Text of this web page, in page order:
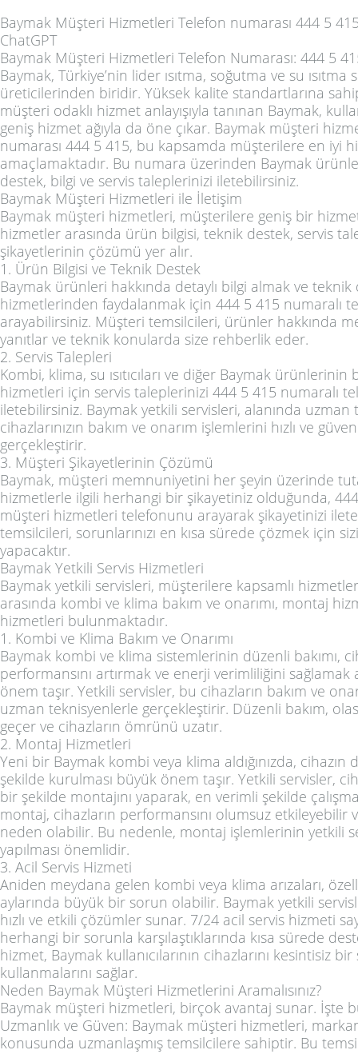
Baymak Müşteri Hizmetleri Telefon numarası 444 5
ChatGPT
Baymak Müşteri Hizmetleri Telefon Numarası: 444 5
Baymak, Türkiye’nin lider ısıtma, soğutma ve su ısıtma
üreticilerinden biridir. Yüksek kalite standartlarına
müşteri odaklı hizmet anlayışıyla tanınan Baymak,
geniş hizmet ağıyla da öne çıkar. Baymak müşteri
numarası 444 5 415, bu kapsamda müşterilere en iyi
amaçlamaktadır. Bu numara üzerinden Baymak
destek, bilgi ve servis taleplerinizi iletebilirsiniz.
Baymak Müşteri Hizmetleri ile İletişim
Baymak müşteri hizmetleri, müşterilere geniş bir
hizmetler arasında ürün bilgisi, teknik destek, servis
şikayetlerinin çözümü yer alır.
1. Ürün Bilgisi ve Teknik Destek
Baymak ürünleri hakkında detaylı bilgi almak ve teknik
hizmetlerinden faydalanmak için 444 5 415 numaralı
arayabilirsiniz. Müşteri temsilcileri, ürünler hakkında
yanıtlar ve teknik konularda size rehberlik eder.
2. Servis Talepleri
Kombi, klima, su ısıtıcıları ve diğer Baymak ürünlerinin
hizmetleri için servis taleplerinizi 444 5 415 numaralı
iletebilirsiniz. Baymak yetkili servisleri, alanında uzman
cihazlarınızın bakım ve onarım işlemlerini hızlı ve
gerçekleştirir.
3. Müşteri Şikayetlerinin Çözümü
Baymak, müşteri memnuniyetini her şeyin üzerinde
hizmetlerle ilgili herhangi bir şikayetiniz olduğunda,
müşteri hizmetleri telefonunu arayarak şikayetinizi
temsilcileri, sorunlarınızı en kısa sürede çözmek için
yapacaktır.
Baymak Yetkili Servis Hizmetleri
Baymak yetkili servisleri, müşterilere kapsamlı
arasında kombi ve klima bakım ve onarımı, montaj
hizmetleri bulunmaktadır.
1. Kombi ve Klima Bakım ve Onarımı
Baymak kombi ve klima sistemlerinin düzenli bakımı,
performansını artırmak ve enerji verimliliğini sağlamak
önem taşır. Yetkili servisler, bu cihazların bakım ve
uzman teknisyenlerle gerçekleştirir. Düzenli bakım,
geçer ve cihazların ömrünü uzatır.
2. Montaj Hizmetleri
Yeni bir Baymak kombi veya klima aldığınızda,
şekilde kurulması büyük önem taşır. Yetkili servisler,
bir şekilde montajını yaparak, en verimli şekilde
montaj, cihazların performansını olumsuz etkileyebilir
neden olabilir. Bu nedenle, montaj işlemlerinin yetkili
yapılması önemlidir.
3. Acil Servis Hizmeti
Aniden meydana gelen kombi veya klima arızaları,
aylarında büyük bir sorun olabilir. Baymak yetkili
hızlı ve etkili çözümler sunar. 7/24 acil servis hizmeti
herhangi bir sorunla karşılaştıklarında kısa sürede
hizmet, Baymak kullanıcılarının cihazlarını kesintisiz
kullanmalarını sağlar.
Neden Baymak Müşteri Hizmetlerini Aramalısınız?
Baymak müşteri hizmetleri, birçok avantaj sunar. İşte
Uzmanlık ve Güven: Baymak müşteri hizmetleri,
konusunda uzmanlaşmış temsilcilere sahiptir. Bu